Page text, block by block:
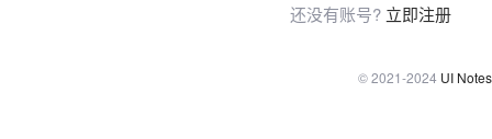
还没有账号? 立即注册
© 2021-2024 UI Notes